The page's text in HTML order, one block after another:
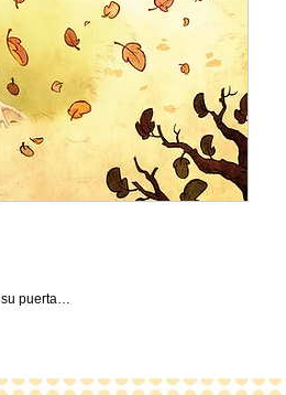
su puerta…